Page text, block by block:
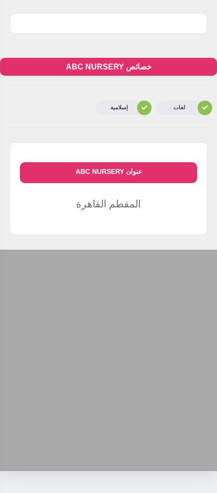
خصائص ABC NURSERY
لغات إسلامية
عنوان ABC NURSERY
المقطم القاهرة